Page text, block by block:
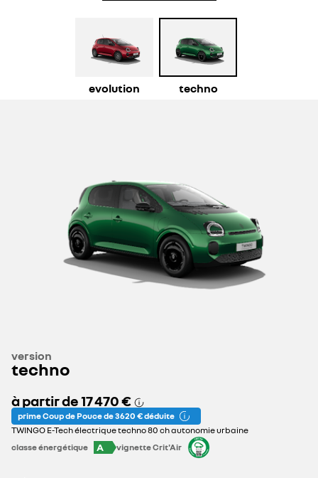
evolution techno
version
techno
à partir de17 470 €
prime Coup de Pouce de 3 620 € déduite
TWINGO E-Tech électrique techno 80 ch autonomie urbaine
classe énergétique
A vignette Crit'Air